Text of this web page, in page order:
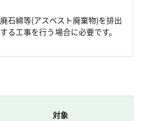
廃石綿等(アスベスト廃棄物)を排出
する工事を行う場合に必要です。
対象